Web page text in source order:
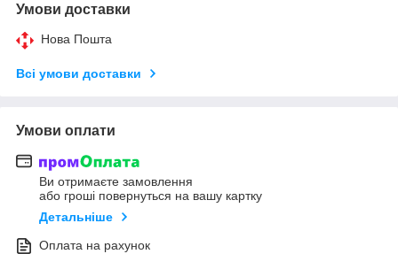
Умови доставки
Нова Пошта
Всі умови доставки
Умови оплати
Ви отримаєте замовлення
або гроші повернуться на вашу картку
Детальніше
Оплата на рахунок